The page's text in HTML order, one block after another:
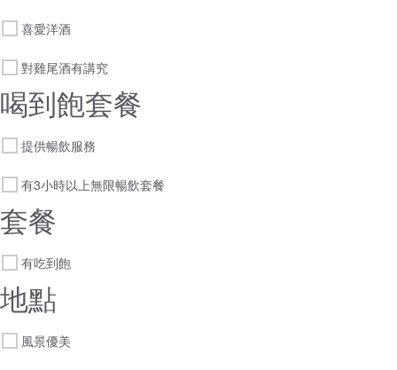
喜愛洋酒
對雞尾酒有講究
喝到飽套餐
提供暢飲服務
有3小時以上無限暢飲套餐
套餐
有吃到飽
地點
風景優美